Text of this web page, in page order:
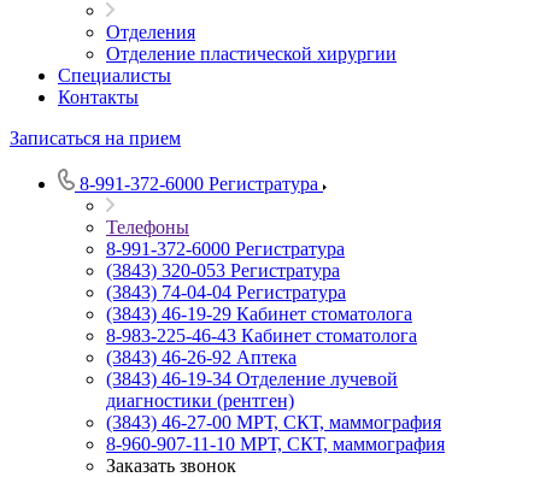
Отделения
Отделение пластической хирургии
Специалисты
Контакты
Записаться на прием
8-991-372-6000 Регистратура
Телефоны
8-991-372-6000 Регистратура
(3843) 320-053 Регистратура
(3843) 74-04-04 Регистратура
(3843) 46-19-29 Кабинет стоматолога
8-983-225-46-43 Кабинет стоматолога
(3843) 46-26-92 Аптека
(3843) 46-19-34 Отделение лучевой
диагностики (рентген)
(3843) 46-27-00 МРТ, СКТ, маммография
8-960-907-11-10 МРТ, СКТ, маммография
Заказать звонок